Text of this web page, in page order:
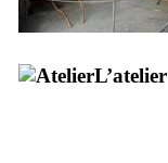
L’atelier